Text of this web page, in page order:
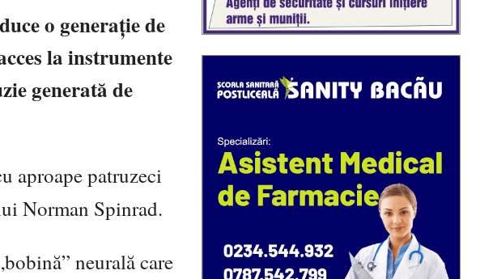
o generație de
la instrumente
generată de
aproape patruzeci
Norman Spinrad.
neurală care